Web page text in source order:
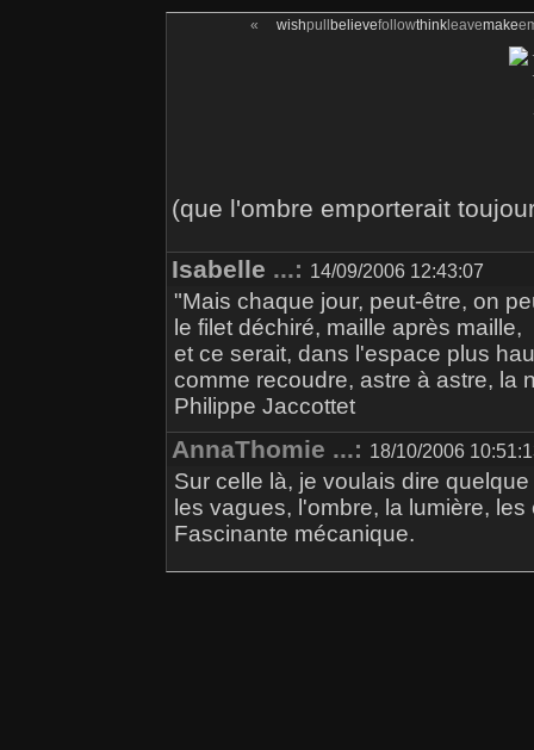
« wishpull believefollowthinkleavemake
(que l'ombre emporterait
Isabelle ...: 14/09/2006 12:43:07
"Mais chaque jour, peut-être, on
le filet déchiré, maille après maille,
et ce serait, dans l'espace plus
comme recoudre, astre à astre, la
Philippe Jaccottet
AnnaThomie ...: 18/10/2006
Sur celle là, je voulais dire
les vagues, l'ombre, la lumière, les
Fascinante mécanique.